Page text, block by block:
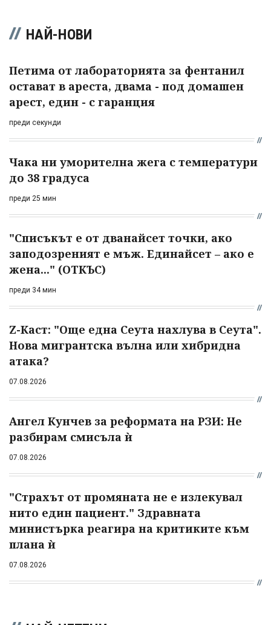
НАЙ-НОВИ
Петима от лабораторията за фентанил
остават в ареста, двама - под домашен
арест, един - с гаранция
преди секунди
Чака ни уморителна жега с температури
до 38 градуса
преди 25 мин
"Списъкът е от дванайсет точки, ако
заподозреният е мъж. Единайсет – ако е
жена..." (ОТКЪС)
преди 34 мин
Z-Каст: "Още една Сеута нахлува в Сеута".
Нова мигрантска вълна или хибридна
атака?
07.08.2026
Ангел Кунчев за реформата на РЗИ: Не
разбирам смисъла ѝ
07.08.2026
"Страхът от промяната не е излекувал
нито един пациент." Здравната
министърка реагира на критиките към
плана ѝ
07.08.2026